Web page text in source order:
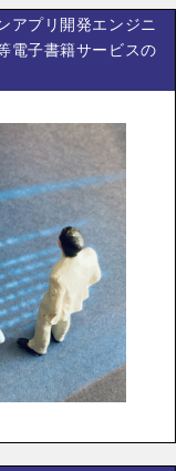
アプリ開発エンジニ
子書籍サービスの